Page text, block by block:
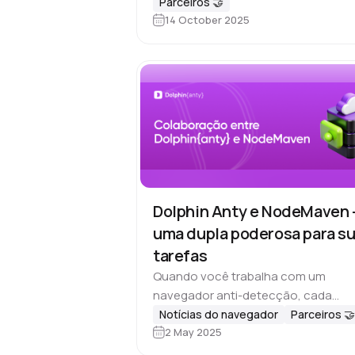
está cada vez mais competitivo — e…
14 October 2025
Dolphin Anty e NodeMaven
uma dupla poderosa para
tarefas
Quando você trabalha com um
navegador anti-detecção, cada
minuto conta. Quanto menos
alternâncias entre serviços,
Notícias do navegador Parceiros 🤝
2 May 2025